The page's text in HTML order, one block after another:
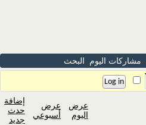
مشاركات اليوم البحث
عرض
اليوم
عرض
أسبوعي
إضافة
حدث
جديد